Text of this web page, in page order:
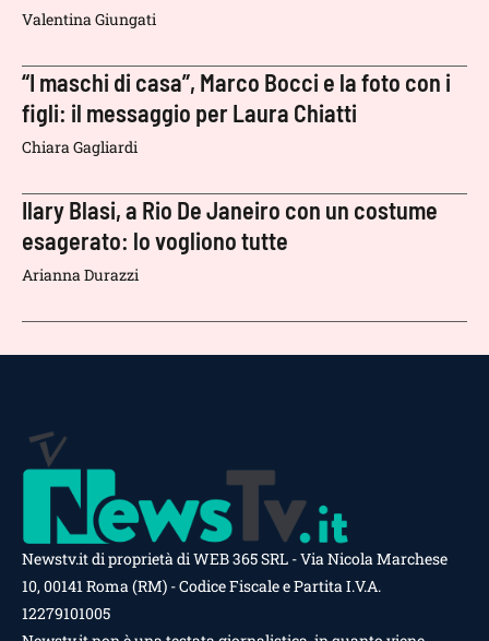
Valentina Giungati
“I maschi di casa”, Marco Bocci e la foto con i
figli: il messaggio per Laura Chiatti
Chiara Gagliardi
Ilary Blasi, a Rio De Janeiro con un costume
esagerato: lo vogliono tutte
Arianna Durazzi
Newstv.it di proprietà di WEB 365 SRL - Via Nicola Marchese
10, 00141 Roma (RM) - Codice Fiscale e Partita I.V.A.
12279101005